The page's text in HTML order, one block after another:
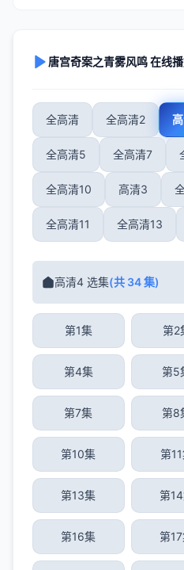
唐宫奇案之青雾风鸣 在线
全高清 全高清2
全高清5 全高清7
全高清10 高清3
全高清11 全高清13
高清4 选集(共 34 集)
第1集 第2
第4集 第5
第7集 第8
第10集 第
第13集 第
第16集 第